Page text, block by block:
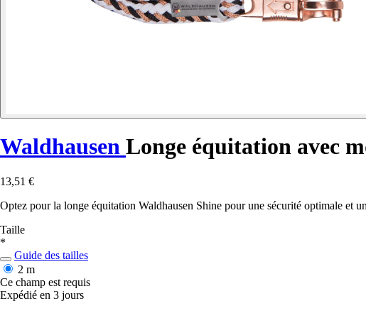
Waldhausen Longe équitation avec
13,51 €
Optez pour la longe équitation Waldhausen Shine pour une sécurité optimale et
Taille
*
Guide des tailles
2 m
Ce champ est requis
Expédié en 3 jours